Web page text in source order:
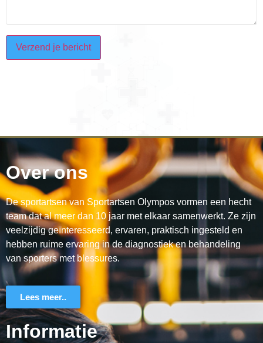
CAPTCHA
Over ons
De sportartsen van Sportartsen Olympos vormen een hecht
team dat al meer dan 10 jaar met elkaar samenwerkt. Ze zijn
veelzijdig geïnteresseerd, ervaren, praktisch ingesteld en
hebben ruime ervaring in de diagnostiek en behandeling
van sporters met blessures.
Lees meer..
Informatie